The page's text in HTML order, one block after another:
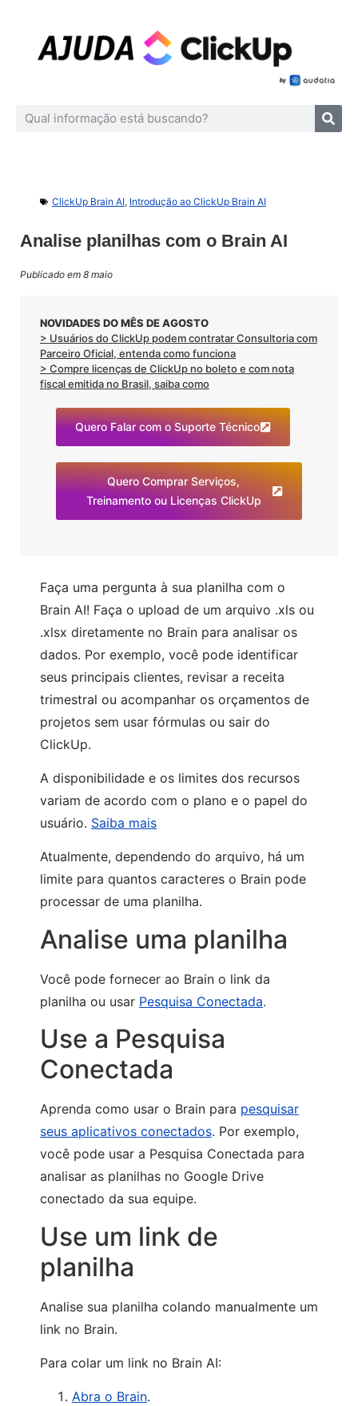
ClickUp Brain AI, Introdução ao ClickUp Brain AI
Analise planilhas com o Brain AI
Publicado em 8 maio
NOVIDADES DO MÊS DE AGOSTO
> Usuários do ClickUp podem contratar Consultoria com
Parceiro Oficial, entenda como funciona
> Compre licenças de ClickUp no boleto e com nota
fiscal emitida no Brasil, saiba como
Quero Falar com o Suporte Técnico
Quero Comprar Serviços,
Treinamento ou Licenças ClickUp
Faça uma pergunta à sua planilha com o
Brain AI! Faça o upload de um arquivo .xls ou
.xlsx diretamente no Brain para analisar os
dados. Por exemplo, você pode identificar
seus principais clientes, revisar a receita
trimestral ou acompanhar os orçamentos de
projetos sem usar fórmulas ou sair do
ClickUp.
A disponibilidade e os limites dos recursos
variam de acordo com o plano e o papel do
usuário. Saiba mais
Atualmente, dependendo do arquivo, há um
limite para quantos caracteres o Brain pode
processar de uma planilha.
Analise uma planilha
Você pode fornecer ao Brain o link da
planilha ou usar Pesquisa Conectada.
Use a Pesquisa
Conectada
Aprenda como usar o Brain para pesquisar
seus aplicativos conectados. Por exemplo,
você pode usar a Pesquisa Conectada para
analisar as planilhas no Google Drive
conectado da sua equipe.
Use um link de
planilha
Analise sua planilha colando manualmente um
link no Brain.
Para colar um link no Brain AI:
Abra o Brain.